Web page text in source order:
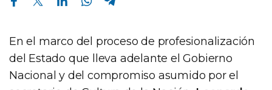
En el marco del proceso de profesionalización
del Estado que lleva adelante el Gobierno
Nacional y del compromiso asumido por el